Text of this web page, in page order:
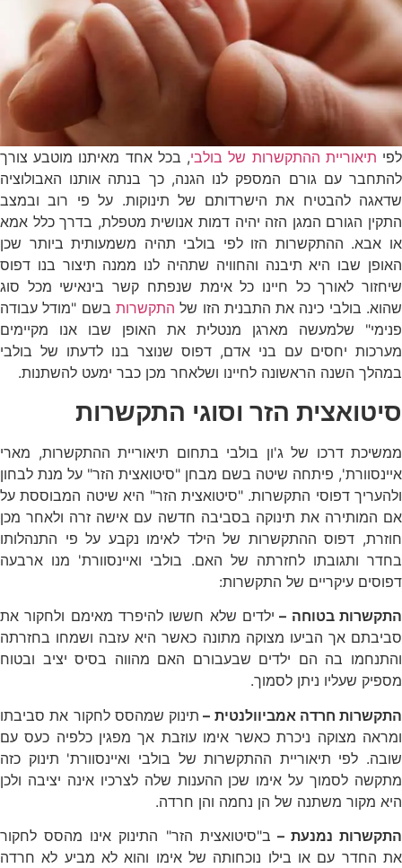
לפי תיאוריית ההתקשרות של בולבי, בכל אחד מאיתנו מוטבע צורך
להתחבר עם גורם המספק לנו הגנה, כך בנתה אותנו האבולוציה
שדאגה להבטיח את הישרדותם של תינוקות. על פי רוב ובמצב
התקין הגורם המגן הזה יהיה דמות אנושית מטפלת, בדרך כלל אמא
או אבא. ההתקשרות הזו לפי בולבי תהיה משמעותית ביותר שכן
האופן שבו היא תיבנה והחוויה שתהיה לנו ממנה תיצור בנו דפוס
שיחזור לאורך כל חיינו כל אימת שנפתח קשר בינאישי מכל סוג
שהוא. בולבי כינה את התבנית הזו של התקשרות בשם "מודל עבודה
פנימי" שלמעשה מארגן מנטלית את האופן שבו אנו מקיימים
מערכות יחסים עם בני אדם, דפוס שנוצר בנו לדעתו של בולבי
במהלך השנה הראשונה לחיינו ושלאחר מכן כבר ימעט להשתנות.
סיטואצית הזר וסוגי התקשרות
ממשיכת דרכו של ג'ון בולבי בתחום תיאוריית ההתקשרות, מארי
איינסוורת', פיתחה שיטה בשם מבחן "סיטואצית הזר" על מנת לבחון
ולהעריך דפוסי התקשרות. "סיטואצית הזר" היא שיטה המבוססת על
אם המותירה את תינוקה בסביבה חדשה עם אישה זרה ולאחר מכן
חוזרת, דפוס ההתקשרות של הילד לאימו נקבע על פי התנהלותו
בחדר ותגובתו לחזרתה של האם. בולבי ואיינסוורת' מנו ארבעה
דפוסים עיקריים של התקשרות:
התקשרות בטוחה – ילדים שלא חששו להיפרד מאימם ולחקור את
סביבתם אך הביעו מצוקה מתונה כאשר היא עזבה ושמחו בחזרתה
והתנחמו בה הם ילדים שבעבורם האם מהווה בסיס יציב ובטוח
מספיק שעליו ניתן לסמוך.
התקשרות חרדה אמביוולנטית – תינוק שמהסס לחקור את סביבתו
ומראה מצוקה ניכרת כאשר אימו עוזבת אך מפגין כלפיה כעס עם
שובה. לפי תיאוריית ההתקשרות של בולבי ואיינסוורת' תינוק כזה
מתקשה לסמוך על אימו שכן ההענות שלה לצרכיו אינה יציבה ולכן
היא מקור משתנה של הן נחמה והן חרדה.
התקשרות נמנעת – ב"סיטואצית הזר" התינוק אינו מהסס לחקור
את החדר עם או בילו נוכחותה של אימו והוא לא מביע לא חרדה